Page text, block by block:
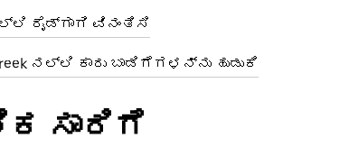
ರೈಡ್‌ಗಾಗಿ ವಿನಂತಿಸಿ
ನಲ್ಲಿ ಕಾರು ಬಾಡಿಗೆಗಳನ್ನು ಹುಡುಕಿ
ಸಾರಿಗೆ